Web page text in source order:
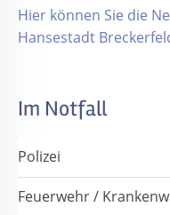
Hier können Sie die
Hansestadt
Im Notfall
Polizei
Feuerwehr /